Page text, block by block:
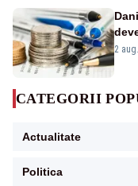
2
CATEGORII
Actualitate
Politica